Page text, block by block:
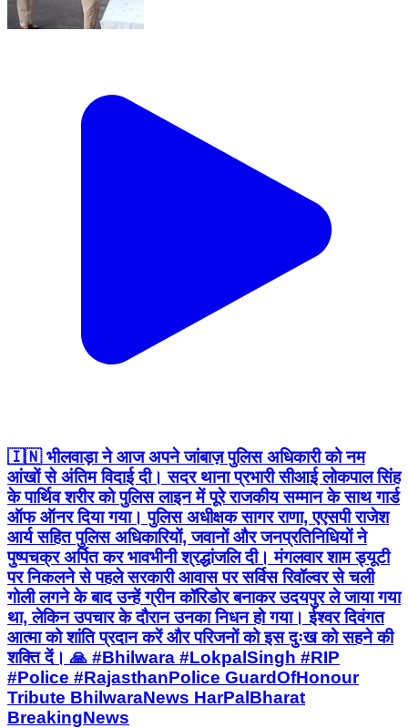
🇮🇳 भीलवाड़ा ने आज अपने जांबाज़ पुलिस अधिकारी को नम
आंखों से अंतिम विदाई दी। सदर थाना प्रभारी सीआई लोकपाल सिंह
के पार्थिव शरीर को पुलिस लाइन में पूरे राजकीय सम्मान के साथ गार्ड
ऑफ ऑनर दिया गया। पुलिस अधीक्षक सागर राणा, एएसपी राजेश
आर्य सहित पुलिस अधिकारियों, जवानों और जनप्रतिनिधियों ने
पुष्पचक्र अर्पित कर भावभीनी श्रद्धांजलि दी। मंगलवार शाम ड्यूटी
पर निकलने से पहले सरकारी आवास पर सर्विस रिवॉल्वर से चली
गोली लगने के बाद उन्हें ग्रीन कॉरिडोर बनाकर उदयपुर ले जाया गया
था, लेकिन उपचार के दौरान उनका निधन हो गया। ईश्वर दिवंगत
आत्मा को शांति प्रदान करें और परिजनों को इस दुःख को सहने की
शक्ति दें। 🙏 #Bhilwara #LokpalSingh #RIP
#Police #RajasthanPolice GuardOfHonour
Tribute BhilwaraNews HarPalBharat
BreakingNews